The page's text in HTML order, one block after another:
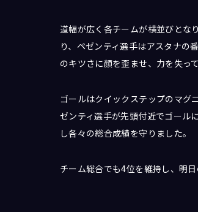
道幅が広く各チームが横並びとな
り、ペゼンティ選手はアスタナの
のキツさに顔を歪ませ、力を失っ
ゴールはクイックステップのマグ
ゼンティ選手が先頭付近でゴール
し各々の総合成績を守りました。
チーム総合でも4位を維持し、明